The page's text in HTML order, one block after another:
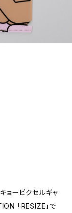
ョーピクセルギャ
「RESIZE」で